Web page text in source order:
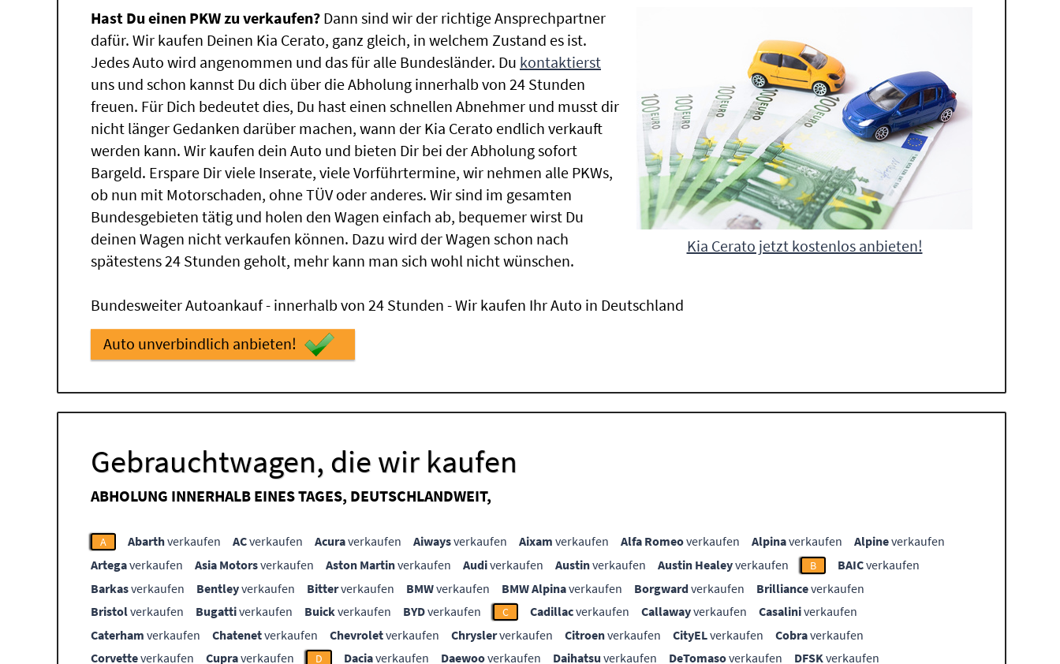
Kia Cerato jetzt kostenlos anbieten!
Hast Du einen PKW zu verkaufen? Dann sind wir der richtige Ansprechpartner
dafür. Wir kaufen Deinen Kia Cerato, ganz gleich, in welchem Zustand es ist.
Jedes Auto wird angenommen und das für alle Bundesländer. Du kontaktierst
uns und schon kannst Du dich über die Abholung innerhalb von 24 Stunden
freuen. Für Dich bedeutet dies, Du hast einen schnellen Abnehmer und musst dir
nicht länger Gedanken darüber machen, wann der Kia Cerato endlich verkauft
werden kann. Wir kaufen dein Auto und bieten Dir bei der Abholung sofort
Bargeld. Erspare Dir viele Inserate, viele Vorführtermine, wir nehmen alle PKWs,
ob nun mit Motorschaden, ohne TÜV oder anderes. Wir sind im gesamten
Bundesgebieten tätig und holen den Wagen einfach ab, bequemer wirst Du
deinen Wagen nicht verkaufen können. Dazu wird der Wagen schon nach
spätestens 24 Stunden geholt, mehr kann man sich wohl nicht wünschen.
Bundesweiter Autoankauf - innerhalb von 24 Stunden - Wir kaufen Ihr Auto in Deutschland
Auto unverbindlich anbieten!
Gebrauchtwagen, die wir kaufen
ABHOLUNG INNERHALB EINES TAGES, DEUTSCHLANDWEIT,
A Abarthverkaufen ACverkaufen Acuraverkaufen Aiwaysverkaufen Aixam verkaufen Alfa Romeoverkaufen Alpinaverkaufen Alpineverkaufen
Artegaverkaufen Asia Motorsverkaufen Aston Martinverkaufen Audiverkaufen Austinverkaufen Austin Healeyverkaufen B BAICverkaufen
Barkasverkaufen Bentleyverkaufen Bitterverkaufen BMWverkaufen BMW Alpinaverkaufen Borgwardverkaufen Brillianceverkaufen
Bristolverkaufen Bugattiverkaufen Buickverkaufen BYDverkaufen C Cadillacverkaufen Callawayverkaufen Casaliniverkaufen
Caterham verkaufen Chatenetverkaufen Chevroletverkaufen Chryslerverkaufen Citroenverkaufen CityELverkaufen Cobraverkaufen
Corvetteverkaufen Cupraverkaufen D Daciaverkaufen Daewooverkaufen Daihatsu verkaufen DeTomasoverkaufen DFSKverkaufen